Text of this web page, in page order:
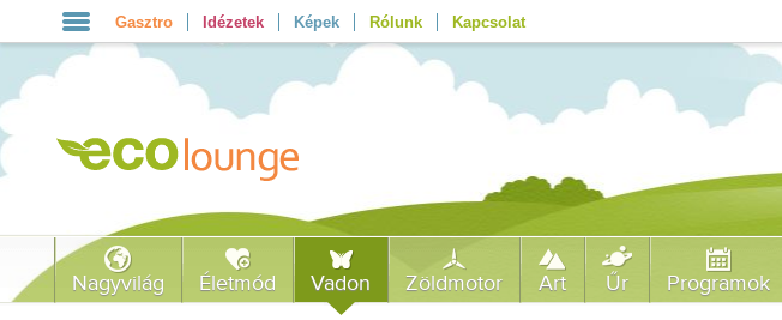
Gasztro Idézetek Képek Rólunk Kapcsolat
Nagyvilág Életmód Vadon Zöldmotor Art Űr Programok